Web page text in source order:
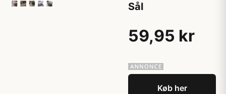
Sål
59,95 kr
Køb her